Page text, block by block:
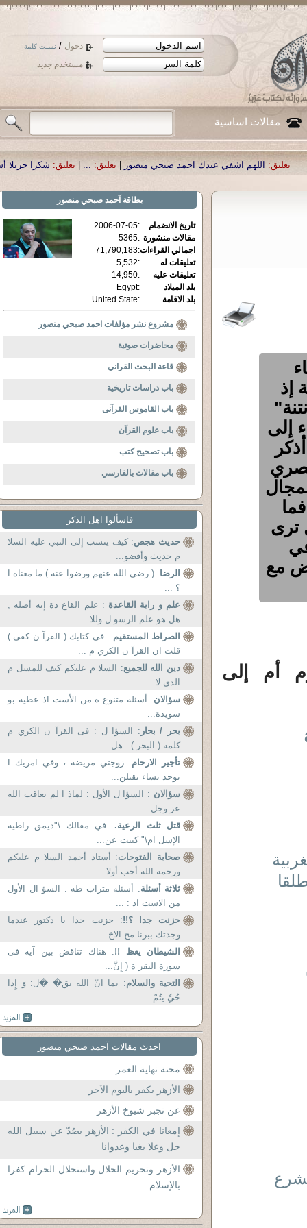
دخول / نسيت كلمة
مستخدم جديد
مقالات اساسية
اشفي عبدك احمد صبحي منصور| تعليق: ...
|تعليق: شكرا جزيلا أستاذ حمد
إذ
إلى
ترى
مع
أم إلى
بطاقة آحمد صبحي منصور
تاريخ الانضمام :
2006-07-05
مقالات منشورة :
5365
اجمالي القراءات:
71,790,183
تعليقات له
:
5,532
تعليقات عليه
:
14,950
بلد الميلاد
:
Egypt
بلد الاقامة
:
United State
مشروع نشر مؤلفات احمد صبحي منصور
محاضرات صوتية
قاعة البحث القراني
باب دراسات تاريخية
باب القاموس القرآنى
باب علوم القرآن
باب تصحيح كتب
باب مقالات بالفارسي
فاسألوا اهل الذكر
حديث هجص: كيف ينسب إلى النبي عليه السلا
م حديث وأقضو...
الرضا: ( رضى الله عنهم ورضوا عنه ) ما معناه ا
؟ ...
علم و راية القاعدة : علم القاع دة إيه أصله ,
هل هو علم الرسو ل وللا...
الصراط المستقيم : فى كتابك ( القرآ ن كفى )
قلت ان القرآ ن الكري م ...
دين الله للجميع: السلا م عليكم كيف للمسل م
الذى لا...
سؤالان: أسئلة متنوع ة من الأست اذ عطية بو
سويدة...
بحر / بحار : السؤا ل : فى القرآ ن الكري م
كلمة ( البحر ) . هل...
تأجير الارحام: زوجتي مريضة ، وفي امريك ا
يوجد نساء يقبلن...
سؤالان : السؤا ل الأول : لماذ ا لم يعاقب الله
عز وجل...
قتل ثلث الرعية.: في مقالك \"ديمق راطية
الإسل ام\" كتبت عن...
صحابة الفتوحات: أستاذ أحمد السلا م عليكم
ورحمة الله أحب أولا...
ثلاثة أسئلة: أسئلة متراب طة : السؤ ال الأول
من الاست اذ : ...
حزنت جدا ؟!!: حزنت جدا يا دكتور عندما
وجدتك ببرنا مج الاخ...
الشيطان يعظ !!: هناك تناقض بين آية فى
سورة البقر ة ( إِنَّ...
التحية والسلام: بما انّ الله یق� �ل: وَ إِذا
حُيِّ يتُمْ ...
احدث مقالات آحمد صبحي منصور
محنة نهاية العمر
الأزهر يكفر باليوم الآخر
عن تجبر شيوخ الأزهر
إمعانا في الكفر : الأزهر يصُدّ عن سبيل الله
جل وعلا بغيا وعدوانا
الأزهر وتحريم الحلال واستحلال الحرام كفرا
بالإسلام